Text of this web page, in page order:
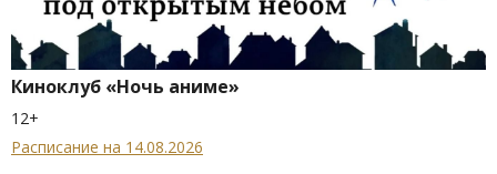
Киноклуб «Ночь аниме»
12+
Расписание на 14.08.2026